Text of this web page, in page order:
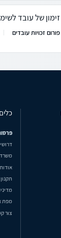
זימון של עובד
פורום זכויות עובדים
מפת
צור